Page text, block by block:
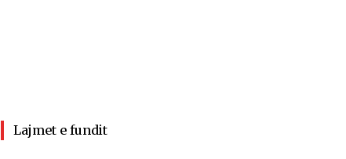
Lajmet e fundit